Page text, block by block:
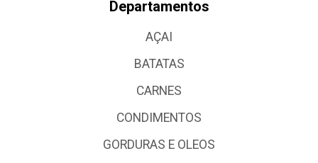
Departamentos
AÇAI
BATATAS
CARNES
CONDIMENTOS
GORDURAS E OLEOS